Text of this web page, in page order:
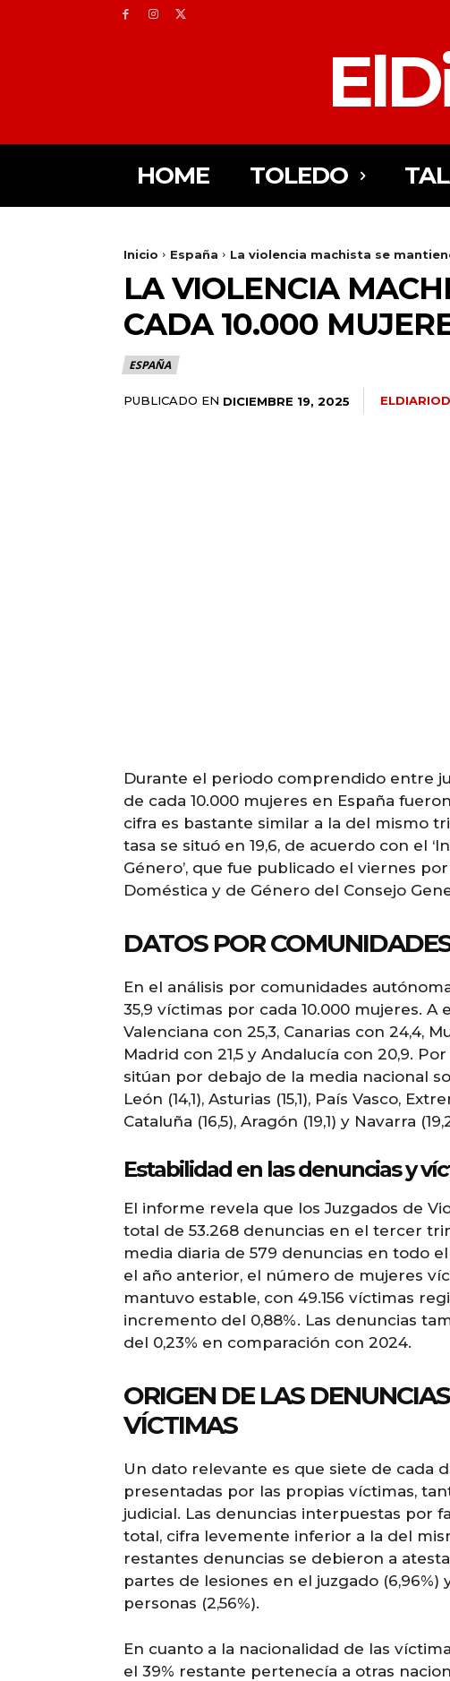
HOME TOLEDO
Inicio España La violencia machista se
LA VIOLENCIA
CADA 10.000
ESPAÑA
PUBLICADO EN DICIEMBRE 19, 2025
Durante el periodo comprendido entre
de cada 10.000 mujeres en España
cifra es bastante similar a la del mismo
tasa se situó en 19,6, de acuerdo con el
Género’, que fue publicado el viernes
Doméstica y de Género del Consejo
DATOS POR
En el análisis por comunidades
35,9 víctimas por cada 10.000 mujeres. A
Valenciana con 25,3, Canarias con 24,4,
Madrid con 21,5 y Andalucía con 20,9.
sitúan por debajo de la media nacional
León (14,1), Asturias (15,1), País Vasco,
Cataluña (16,5), Aragón (19,1) y Navarra
Estabilidad en las denuncias y
El informe revela que los Juzgados de
total de 53.268 denuncias en el tercer
media diaria de 579 denuncias en todo
el año anterior, el número de mujeres
mantuvo estable, con 49.156 víctimas
incremento del 0,88%. Las denuncias
del 0,23% en comparación con 2024.
ORIGEN DE LAS
VÍCTIMAS
Un dato relevante es que siete de cada
presentadas por las propias víctimas,
judicial. Las denuncias interpuestas por
total, cifra levemente inferior a la del
restantes denuncias se debieron a
partes de lesiones en el juzgado (6,96%)
personas (2,56%).
En cuanto a la nacionalidad de las
el 39% restante pertenecía a otras